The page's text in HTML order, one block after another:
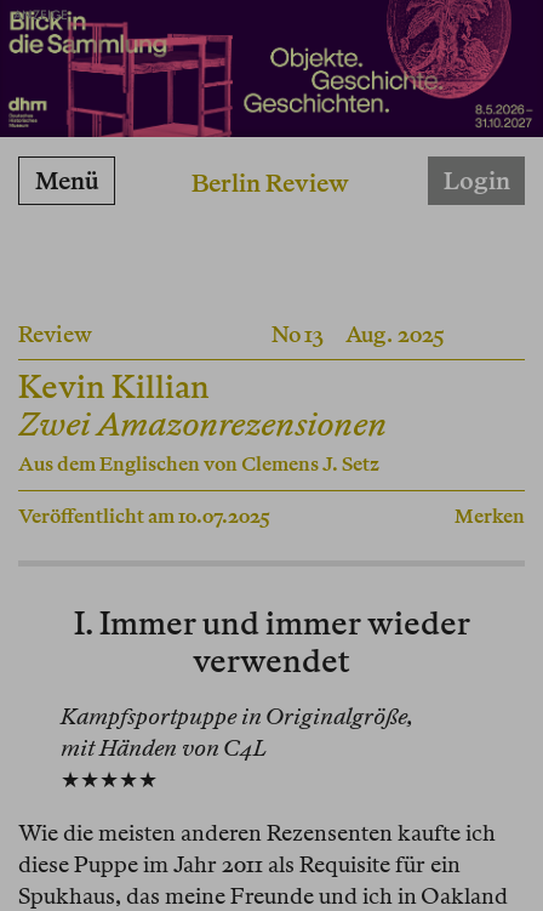
ANZEIGE
Berlin Review
Menü Login
Review No 13 Aug. 2025
Kevin Killian
Zwei Amazonrezensionen
Aus dem Englischen von Clemens J. Setz
Veröffentlicht am 10.07.2025 Merken
I. Immer und immer wieder
verwendet
Kampfsportpuppe in Originalgröße,
mit Händen von C4L
★★★★★
Wie die meisten anderen Rezensenten kaufte ich
diese Puppe im Jahr 2011 als Requisite für ein
Spukhaus, das meine Freunde und ich in Oakland